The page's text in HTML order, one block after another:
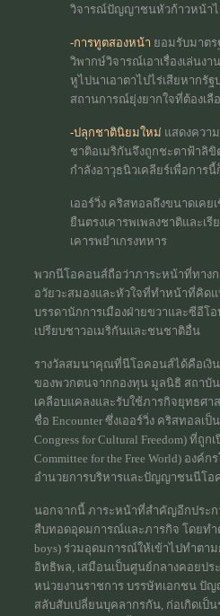
วิจารณ์ปัญญาชนหัวก้าวหน้าไร้
-การทูตสองหน้า ยอมรับมาตร
วิพากษ์วิจารณ์เอาเรื่องเล่นง
หูไปนาเอาตาไปไร่เสียหาก
สถานการณ์ยุ่งยากใจที่ต้องเลื
-ปลุกชาตินิยมใหม่ แสดงควา
ชาติอเมริกันจึงถูกชะตาฟ้าลิ
กำลังอาวุธนิวเคลียร์เพื่อการ
เออร์วิ่ง คริสทอลถึงขนาดเค
ยืนตรงเคารพเพลงชาติและ
เคารพยำเกรงทหาร
พวกนีโอคอนส์ถือว่าภาระหน้าที่ทาง
อวัยวะสมองและหัวใจที่ทำหน้าที่คิด
บรรดานักการเมืองฝ่ายขวาและซีอีโ
เปรียบชาวอเมริกันและชนชาติอื่น
รางวัลสมนาคุณที่นีโอคอนส์ได้คือเงิ
ของพวกตนจากกองทุน มูลนิธิ สถาบัน
เคลือบแคลงและรับใช้ภารกิจยุทธศา
ชื่อ Encounter ซึ่งเออร์วิ่ง คริสทอล
Congress for Cultural Freedom) ที่
Committee for the Free World) อง
อำนวยการบริหารและปัญญาชนนีโอ
นอกจากนี้ ภาระหน้าที่สำคัญอีกประ
สืบทอดอุดมการณ์และภารกิจ โดยทำ
boys) ร่วมอุดมการณ์ให้เข้าไปทำต
อิทธิพล, เสมือนเป็นศูนย์กลางคอยปร
หน่วยงานราชการ บรรษัทเอกชน ปั
สลับสับเปลี่ยนบุคลากรกัน, ก่อเกิดเ